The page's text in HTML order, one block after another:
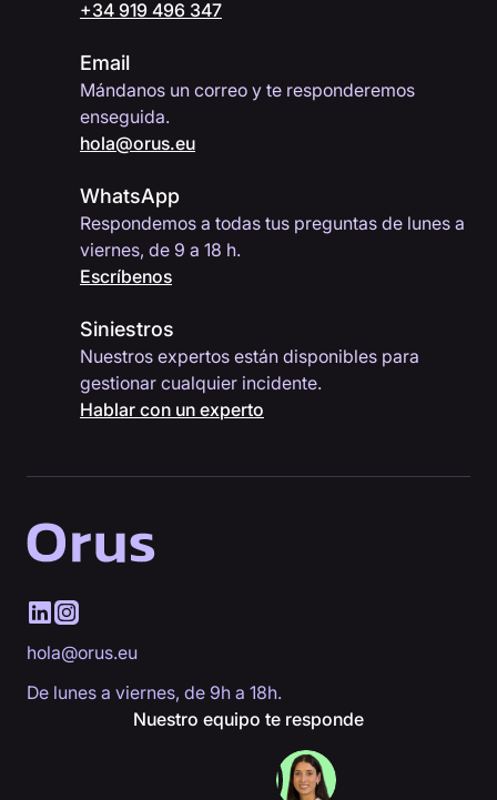
+34 919 496 347
Email
Mándanos un correo y te responderemos
enseguida.
hola@orus.eu
WhatsApp
Respondemos a todas tus preguntas de lunes a
viernes, de 9 a 18 h.
Escríbenos
Siniestros
Nuestros expertos están disponibles para
gestionar cualquier incidente.
Hablar con un experto
hola@orus.eu
De lunes a viernes, de 9h a 18h.
Nuestro equipo te responde